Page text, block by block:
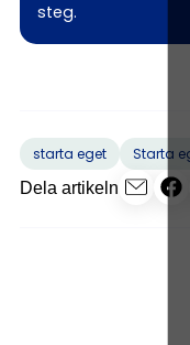
steg.
starta eget Starta
Dela artikeln